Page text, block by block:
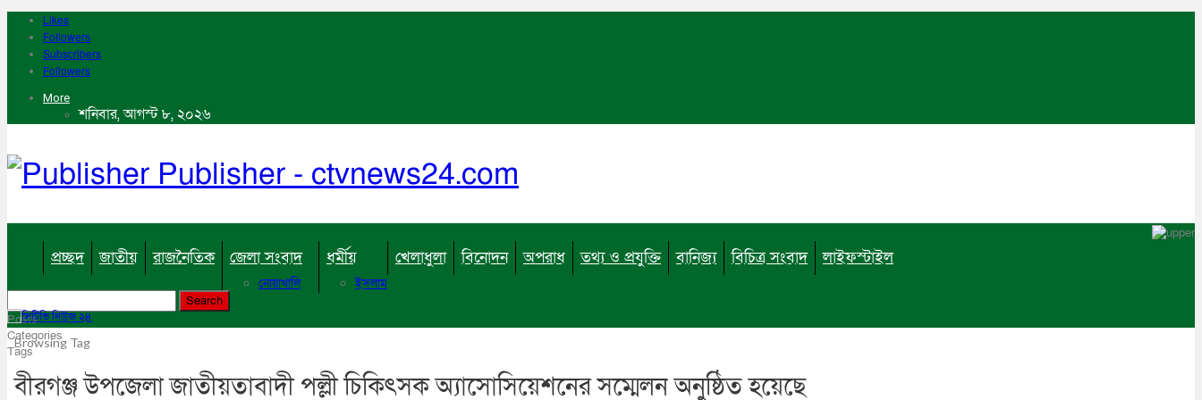
Likes
Followers
Subscribers
Followers
More
শনিবার, আগস্ট ৮, ২০২৬
Publisher - ctvnews24.com
প্রচ্ছদ জাতীয় রাজনৈতিক জেলা সংবাদ
নোয়াখালি
চট্টগ্রাম
ফেনী
ধর্মীয়
ইসলাম
খেলাধুলা বিনোদন অপরাধ তথ্য ও প্রযুক্তি বানিজ্য বিচিত্র সংবাদ লাইফস্টাইল
Posts
Categories
Tags
Browsing Tag
বীরগঞ্জ উপজেলা জাতীয়তাবাদী পল্লী চিকিৎসক অ্যাসোসিয়েশনের সম্মেলন অনুষ্ঠিত হয়েছে